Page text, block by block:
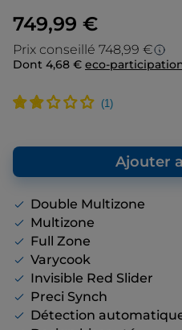
749,99 €
Prix conseillé 748,99 €
Prix conseillé
Le prix d’origine est le
au prix de vente final
proposons, même s’il
affichée.
Dont 4,68 € eco-
Ajouter
Double Multizone
Multizone
Full Zone
Varycook
Invisible Red Slider
Preci Synch
Détection